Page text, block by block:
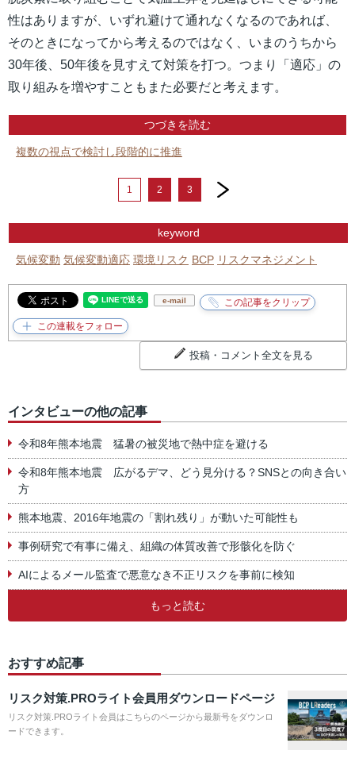
性はありますが、いずれ避けて通れなくなるのであれば、
そのときになってから考えるのではなく、いまのうちから
30年後、50年後を見すえて対策を打つ。つまり「適応」の
取り組みを増やすこともまた必要だと考えます。
つづきを読む
複数の視点で検討し段階的に推進
1 2 3
next
keyword
気候変動 気候変動適応 環境リスク BCP リスクマネジメント
e-mail
投稿・コメント全文を見る
インタビューの他の記事
令和8年熊本地震 猛暑の被災地で熱中症を避ける
令和8年熊本地震 広がるデマ、どう見分ける？SNSとの向き合い
方
熊本地震、2016年地震の「割れ残り」が動いた可能性も
事例研究で有事に備え、組織の体質改善で形骸化を防ぐ
AIによるメール監査で悪意なき不正リスクを事前に検知
もっと読む
おすすめ記事
リスク対策.PROライト会員用ダウンロードページ
リスク対策.PROライト会員はこちらのページから最新号をダウンロ
ードできます。